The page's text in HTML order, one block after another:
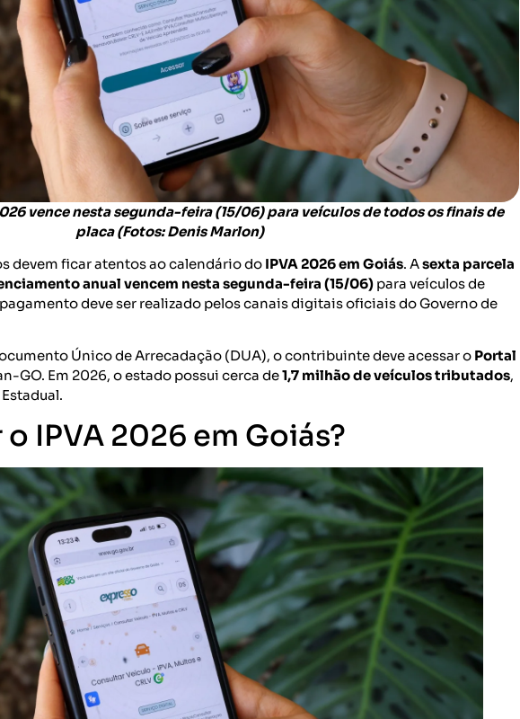
vence nesta segunda-feira (15/06) para veículos de todos os finais de
placa (Fotos: Denis Marlon)
devem ficar atentos ao calendário do IPVA 2026 em Goiás. Asexta parcela
anual vencem nesta segunda-feira (15/06) para veículos de
deve ser realizado pelos canais digitais oficiais do Governo de
Único de Arrecadação (DUA), o contribuinte deve acessar o Portal
GO. Em 2026, o estado possui cerca de1,7 milhão de veículos tributados,
IPVA 2026 em Goiás?